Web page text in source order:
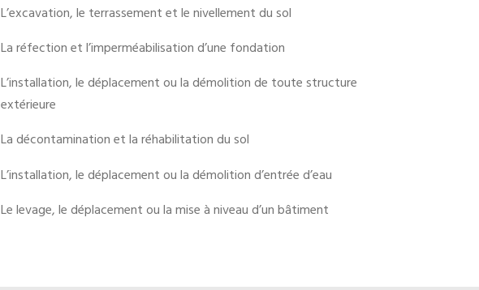
L’excavation, le terrassement et le nivellement du sol
La réfection et l’imperméabilisation d’une fondation
L’installation, le déplacement ou la démolition de toute structure
extérieure
La décontamination et la réhabilitation du sol
L’installation, le déplacement ou la démolition d’entrée d’eau
Le levage, le déplacement ou la mise à niveau d’un bâtiment